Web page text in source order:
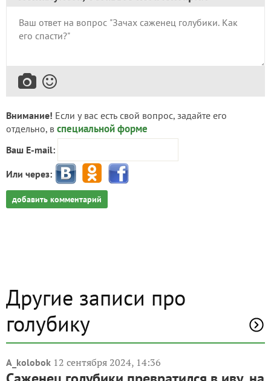
Внимание! Если у вас есть свой вопрос, задайте его
отдельно, в специальной форме
Ваш E-mail:
Или через:
добавить комментарий
Другие записи про
голубику
A_kolobok 12 сентября 2024, 14:36